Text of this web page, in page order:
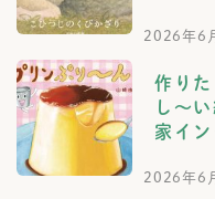
2026年6
作り
し～
家イ
2026年6